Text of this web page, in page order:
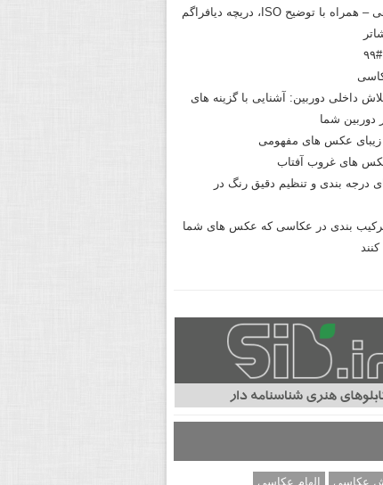
درک نوردهی – همراه با توضیح ISO، دریچه دیافراگم
داخلی دوربین: آشنایی با گزینه های
دوربین شما
زیبای عکس های مفهومی
های غروب آفتاب
درجه بندی و تنظیم دقیق رنگ در
ترکیب بندی در عکاسی که عکس های شما
عکاسی
الهام عکاسی